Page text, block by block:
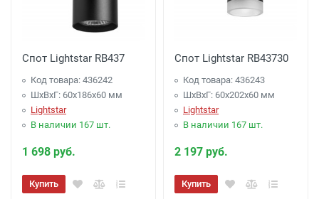
Спот Lightstar RB437
Код товара: 436242
ШхВхГ: 60x186x60 мм
Lightstar
В наличии 167 шт.
1 698 руб.
Купить
Спот Lightstar RB43730
Код товара: 436243
ШхВхГ: 60x202x60 мм
Lightstar
В наличии 167 шт.
2 197 руб.
Купить